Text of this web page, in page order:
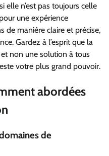
elle n’est pas toujours celle
une expérience
de manière claire et précise,
Gardez à l’esprit que la
non une solution à tous
votre plus grand pouvoir.
abordées
de